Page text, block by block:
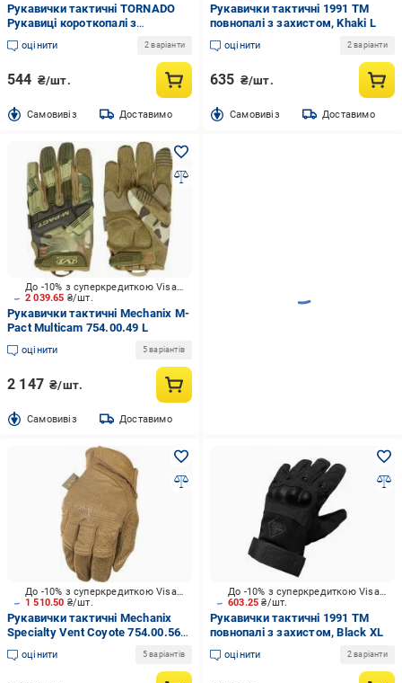
Рукавички тактичні TORNADO
Рукавиці короткопалі з
захистом XL
оцінити 2 варіанти
544 ₴/шт.
Cамовивіз Доставимо
Рукавички тактичні 1991 ТМ
повнопалі з захистом, Khaki L
оцінити 2 варіанти
635 ₴/шт.
Cамовивіз Доставимо
2 039.65 ₴/шт.
До -10% з суперкредиткою Visa Вигода
Рукавички тактичні Mechanix M-
Pact Multicam 754.00.49 L
оцінити 5 варіантів
2 147 ₴/шт.
Cамовивіз Доставимо
1 510.50 ₴/шт.
До -10% з суперкредиткою Visa Вигода
Рукавички тактичні Mechanix
Specialty Vent Coyote 754.00.56
M
оцінити 5 варіантів
603.25₴/шт.
До -10% з суперкредиткою Visa Вигода
Рукавички тактичні 1991 ТМ
повнопалі з захистом, Black XL
оцінити 2 варіанти